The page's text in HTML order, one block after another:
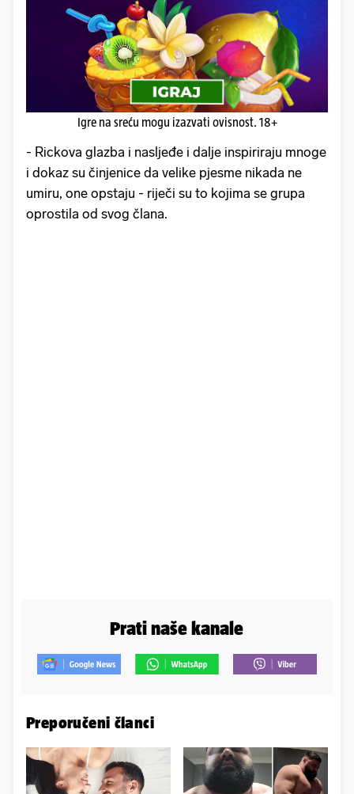
Igre na sreću mogu izazvati ovisnost. 18+
- Rickova glazba i nasljeđe i dalje inspiriraju mnoge
i dokaz su činjenice da velike pjesme nikada ne
umiru, one opstaju - riječi su to kojima se grupa
oprostila od svog člana.
Prati naše kanale
Preporučeni članci